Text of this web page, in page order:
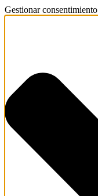
Gestionar consentimiento